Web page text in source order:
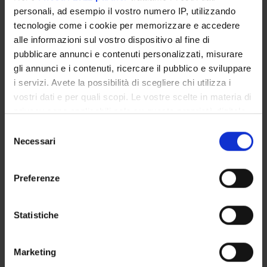
personali, ad esempio il vostro numero IP, utilizzando
tecnologie come i cookie per memorizzare e accedere
alle informazioni sul vostro dispositivo al fine di
pubblicare annunci e contenuti personalizzati, misurare
gli annunci e i contenuti, ricercare il pubblico e sviluppare
i servizi. Avete la possibilità di scegliere chi utilizza i
vostri dati e per quali scopi. Le vostre scelte in materia di
privacy sono applicabili solo su questa proprietà digitale
modificare o revocare il proprio consenso in qualsiasi
momento dalla Dichiarazione sui cookie o facendo clic
raccogliere informazioni sulla tua posizione
geografica, con un'approssimazione di qualche
Identificare il tuo dispositivo, scansionandolo
delNecessari
Preferenze
Statistiche
Marketing
Solidea Zanetti
AREE DI RICERCA COINVOLTE DAL PROGETTO
Fisica
Micro- and nano-scale materials
GRUPPI DI RICERCA